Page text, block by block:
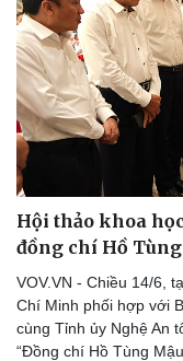
Lịch thi đấu bóng đá
Thế giới thể thao
eSports
Hậu trường
Hội thảo khoa
đồng chí Hồ
VOV.VN - Chiều 14/6,
Chí Minh phối hợp với
cùng Tỉnh ủy Nghệ An
“Đồng chí Hồ Tùng